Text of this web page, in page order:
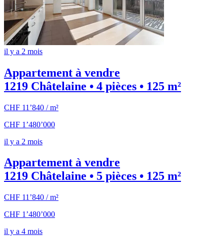
il y a 2 mois
Appartement à vendre
1219 Châtelaine • 4 pièces • 125 m²
CHF 11’840 / m²
CHF 1’480’000
il y a 2 mois
Appartement à vendre
1219 Châtelaine • 5 pièces • 125 m²
CHF 11’840 / m²
CHF 1’480’000
il y a 4 mois